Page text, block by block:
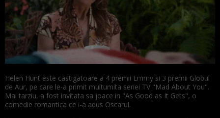
Helen Hunt este castigatoare a 4 premii Emmy si 3 premii Globul
de Aur, pe care le-a primit multumita seriei TV "Mad About You".
Mai tarziu, a fost invitata sa joace in "As Good as It Gets", o
comedie romantica ce i-a adus Oscarul.